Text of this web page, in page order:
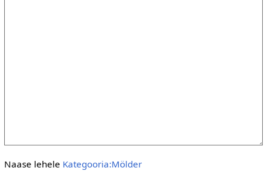
Naase lehele Kategooria:Mölder